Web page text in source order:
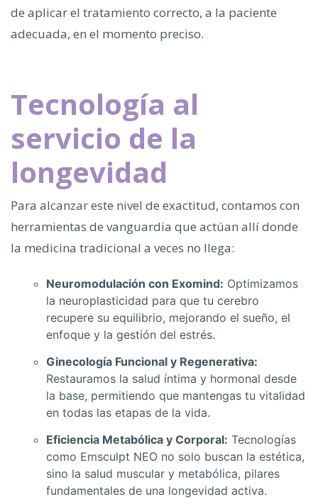
de aplicar el tratamiento correcto, a la paciente
adecuada, en el momento preciso.
Tecnología al
servicio de la
longevidad
Para alcanzar este nivel de exactitud, contamos con
herramientas de vanguardia que actúan allí donde
la medicina tradicional a veces no llega:
Neuromodulación con Exomind: Optimizamos
la neuroplasticidad para que tu cerebro
recupere su equilibrio, mejorando el sueño, el
enfoque y la gestión del estrés.
Ginecología Funcional y Regenerativa:
Restauramos la salud íntima y hormonal desde
la base, permitiendo que mantengas tu vitalidad
en todas las etapas de la vida.
Eficiencia Metabólica y Corporal: Tecnologías
como Emsculpt NEO no solo buscan la estética,
sino la salud muscular y metabólica, pilares
fundamentales de una longevidad activa.